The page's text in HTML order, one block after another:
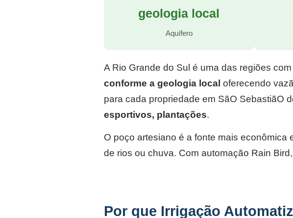
geologia local
Aquífero
A Rio Grande do Sul é uma das regiões
conforme a geologia local oferecendo
para cada propriedade em SãO SebastiãO
esportivos, plantações.
O poço artesiano é a fonte mais
de rios ou chuva. Com automação Rain
Por que Irrigação